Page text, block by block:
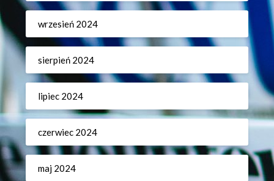
wrzesień 2024
sierpień 2024
lipiec 2024
czerwiec 2024
maj 2024